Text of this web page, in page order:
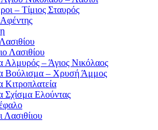
– Τίμιος Σταυρός
Λασιθίου
Αλμυρός – Άγιος Νικόλαος
Βούλισμα – Χρυσή Άμμος
Κιτροπλατεία
Σχίσμα Ελούντας
Λασιθίιου